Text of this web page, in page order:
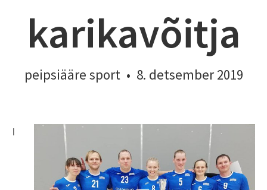
karikavõitja
peipsiääre sport • 8. detsember 2019
I